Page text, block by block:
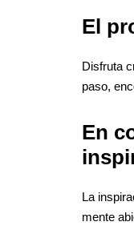
El
Disfruta
paso,
En
La
mente